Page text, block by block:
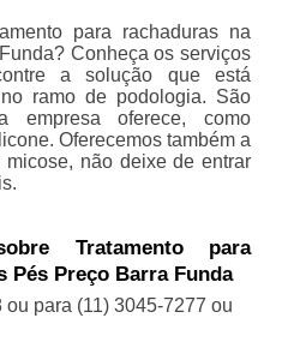
para rachaduras na
Conheça os serviços
a solução que está
ramo de podologia. São
empresa oferece, como
Oferecemos também a
não deixe de entrar
Tratamento para
Pés Preço Barra Funda
ou para (11) 3045-7277 ou